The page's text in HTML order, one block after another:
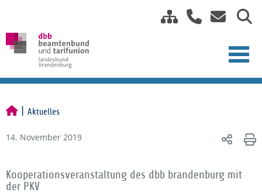
Aktuelles
14. November 2019
Kooperationsveranstaltung des dbb brandenburg mit
der PKV